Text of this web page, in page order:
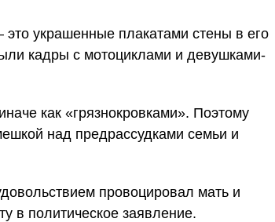
украшенные плакатами стены в его
кадры с мотоциклами и девушками-
как «грязнокровками». Поэтому
над предрассудками семьи и
провоцировал мать и
в политическое заявление.